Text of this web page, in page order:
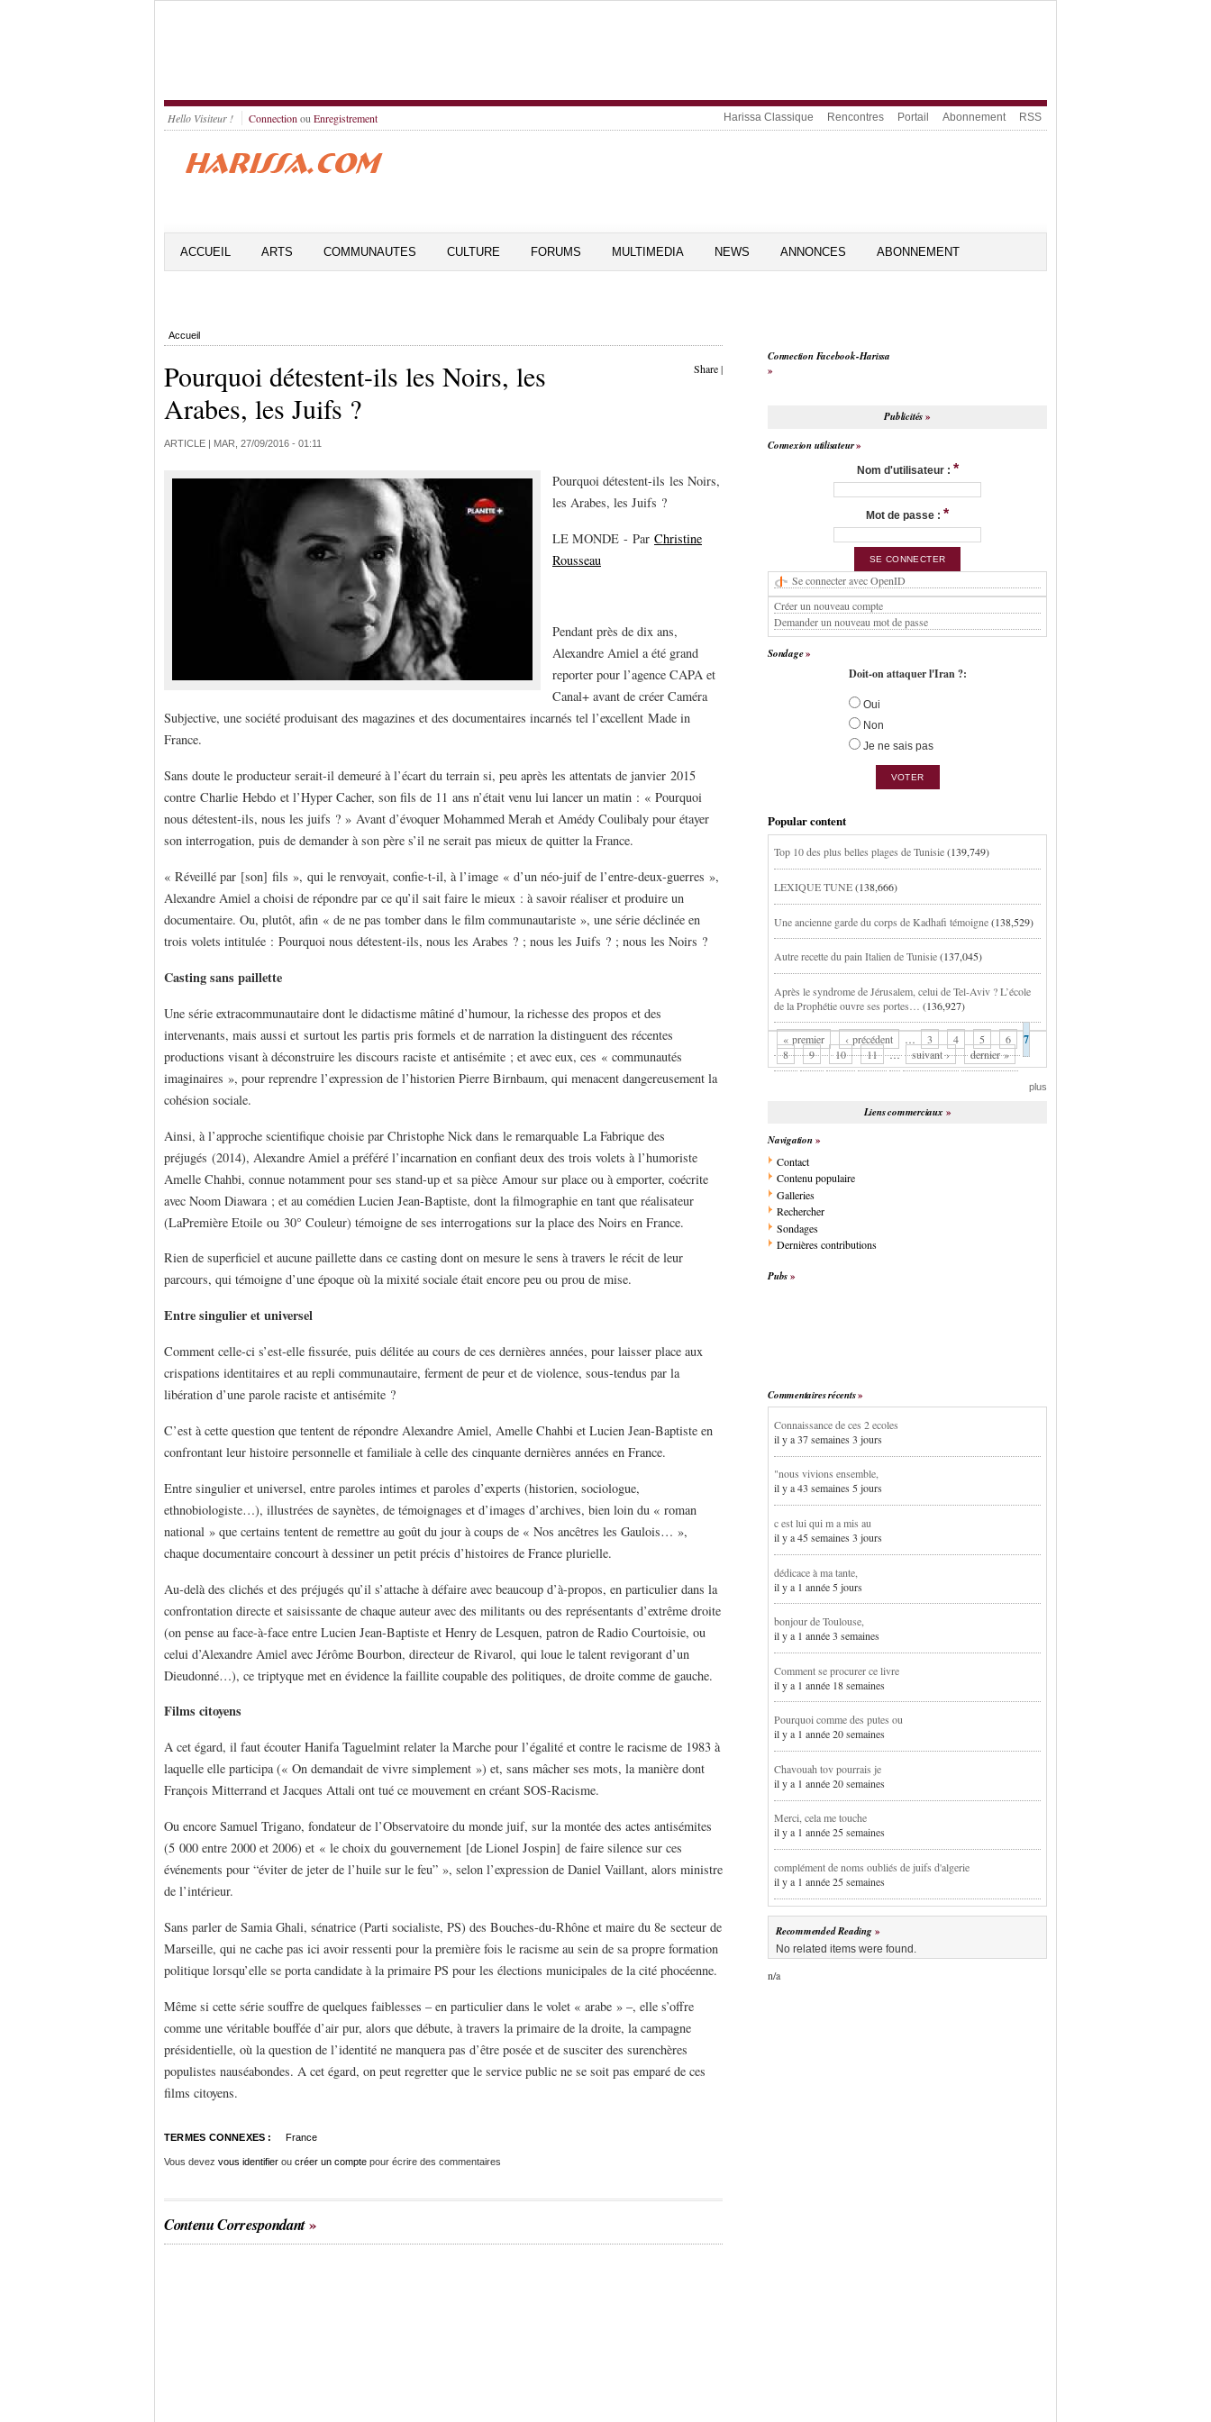
Hello Visiteur ! Connection ou Enregistrement Harissa Classique Rencontres Portail Abonnement RSS
ACCUEIL ARTS COMMUNAUTES CULTURE FORUMS MULTIMEDIA NEWS ANNONCES ABONNEMENT
Accueil
Share|
Pourquoi détestent-ils les Noirs, les
Arabes, les Juifs ?
ARTICLE | MAR, 27/09/2016 - 01:11
Pourquoi détestent-ils les Noirs,
les Arabes, les Juifs ?
LE MONDE - Par Christine
Rousseau
Pendant près de dix ans,
Alexandre Amiel a été grand
reporter pour l’agence CAPA et
Canal+ avant de créer Caméra
Subjective, une société produisant des magazines et des documentaires incarnés tel l’excellent Made in
France.
Sans doute le producteur serait-il demeuré à l’écart du terrain si, peu après les attentats de janvier 2015
contre Charlie Hebdo et l’Hyper Cacher, son fils de 11 ans n’était venu lui lancer un matin : « Pourquoi
nous détestent-ils, nous les juifs ? » Avant d’évoquer Mohammed Merah et Amédy Coulibaly pour étayer
son interrogation, puis de demander à son père s’il ne serait pas mieux de quitter la France.
« Réveillé par [son] fils », qui le renvoyait, confie-t-il, à l’image « d’un néo-juif de l’entre-deux-guerres »,
Alexandre Amiel a choisi de répondre par ce qu’il sait faire le mieux : à savoir réaliser et produire un
documentaire. Ou, plutôt, afin « de ne pas tomber dans le film communautariste », une série déclinée en
trois volets intitulée : Pourquoi nous détestent-ils, nous les Arabes ? ; nous les Juifs ? ; nous les Noirs ?
Casting sans paillette
Une série extracommunautaire dont le didactisme mâtiné d’humour, la richesse des propos et des
intervenants, mais aussi et surtout les partis pris formels et de narration la distinguent des récentes
productions visant à ­déconstruire les discours raciste et antisémite ; et avec eux, ces « communautés
imaginaires », pour reprendre l’expression de l’historien Pierre Birnbaum, qui menacent dangereusement la
cohésion sociale.
Ainsi, à l’approche scientifique choisie par Christophe Nick dans le remarquable La Fabrique des
préjugés (2014), Alexandre Amiel a préféré l’incarnation en confiant deux des trois volets à l’humoriste
Amelle Chahbi, connue notamment pour ses stand-up et sa pièce Amour sur place ou à emporter, coécrite
avec Noom Diawara ; et au comédien Lucien Jean-Baptiste, dont la filmographie en tant que réalisateur
(LaPremière Etoile ou 30° Couleur) ­témoigne de ses interrogations sur la place des Noirs en France.
Rien de superficiel et aucune paillette dans ce casting dont on mesure le sens à travers le récit de leur
parcours, qui témoigne d’une époque où la mixité ­sociale était encore peu ou prou de mise.
Entre singulier et universel
Comment celle-ci s’est-elle fissurée, puis délitée au cours de ces dernières années, pour laisser place aux
crispations identitaires et au repli communautaire, ferment de peur et de violence, sous-tendus par la
libération d’une parole raciste et antisémite ?
C’est à cette question que tentent de répondre Alexandre Amiel, Amelle Chahbi et Lucien Jean-Baptiste en
confrontant leur histoire personnelle et familiale à celle des cinquante dernières années en France.
Entre singulier et universel, entre paroles intimes et paroles d’experts (historien, sociologue,
ethnobiologiste…), illustrées de saynètes, de témoignages et d’images d’archives, bien loin du « roman
national » que certains tentent de remettre au goût du jour à coups de « Nos ancêtres les Gaulois… »,
chaque documentaire concourt à dessiner un petit précis d’histoires de France plurielle.
Au-delà des clichés et des préjugés qu’il s’attache à défaire avec beaucoup d’à-propos, en particulier dans la
confrontation directe et saisissante de chaque auteur avec des militants ou des représentants d’extrême droite
(on pense au face-à-face entre Lucien Jean-Baptiste et Henry de Lesquen, patron de Radio Courtoisie, ou
celui d’Alexandre Amiel avec Jérôme Bourbon, directeur de Rivarol, qui loue le talent revigorant d’un
Dieudonné…), ce triptyque met en évidence la faillite coupable des politiques, de droite comme de gauche.
Films citoyens
A cet égard, il faut écouter Hanifa Taguelmint relater la Marche pour l’égalité et contre le racisme de 1983 à
laquelle elle participa (« On demandait de vivre simplement ») et, sans mâcher ses mots, la manière dont
François Mitterrand et Jacques Attali ont tué ce mouvement en créant SOS-Racisme.
Ou encore Samuel Trigano, fondateur de l’Observatoire du monde juif, sur la montée des actes antisémites
(5 000 entre 2000 et 2006) et « le choix du gouvernement [de Lionel Jospin] de faire silence sur ces
événements pour “éviter de jeter de l’huile sur le feu” », selon l’expression de Daniel Vaillant, alors ministre
de l’intérieur.
Sans parler de Samia Ghali, sénatrice (Parti socialiste, PS) des Bouches-du-Rhône et maire du 8e secteur de
Marseille, qui ne cache pas ici avoir ressenti pour la première fois le racisme au sein de sa propre formation
politique lorsqu’elle se porta candidate à la primaire PS pour les élections municipales de la cité phocéenne.
Même si cette série souffre de quelques faiblesses – en particulier dans le volet « arabe » –, elle s’offre
comme une véritable bouffée d’air pur, alors que débute, à travers la primaire de la droite, la campagne
présidentielle, où la question de l’identité ne manquera pas d’être posée et de susciter des surenchères
populistes nauséabondes. A cet égard, on peut regretter que le service public ne se soit pas emparé de ces
films citoyens.
TERMES CONNEXES : France
Vous devez vous identifier ou créer un compte pour écrire des commentaires
Contenu Correspondant
Connection Facebook-Harissa
Publicités
Connexion utilisateur
Nom d'utilisateur : *
Mot de passe : *
Se connecter avec OpenID
Créer un nouveau compte
Demander un nouveau mot de passe
Sondage
Doit-on attaquer l'Iran ?:
Oui
Non
Je ne sais pas
Popular content
Top 10 des plus belles plages de Tunisie(139,749)
LEXIQUE TUNE(138,666)
Une ancienne garde du corps de Kadhafi témoigne(138,529)
Autre recette du pain Italien de Tunisie(137,045)
Après le syndrome de Jérusalem, celui de Tel-Aviv ? L’école
de la Prophétie ouvre ses portes…
(136,927)
« premier ‹ précédent … 3 4 5 6 7
8 9 10 11 … suivant › dernier »
plus
Liens commerciaux
Navigation
Contact
Contenu populaire
Galleries
Rechercher
Sondages
Dernières contributions
Pubs
Commentaires récents
Connaissance de ces 2 ecoles
il y a 37 semaines 3 jours
"nous vivions ensemble,
il y a 43 semaines 5 jours
c est lui qui m a mis au
il y a 45 semaines 3 jours
dédicace à ma tante,
il y a 1 année 5 jours
bonjour de Toulouse,
il y a 1 année 3 semaines
Comment se procurer ce livre
il y a 1 année 18 semaines
Pourquoi comme des putes ou
il y a 1 année 20 semaines
Chavouah tov pourrais je
il y a 1 année 20 semaines
Merci, cela me touche
il y a 1 année 25 semaines
complément de noms oubliés de juifs d'algerie
il y a 1 année 25 semaines
Recommended Reading
No related items were found.
n/a